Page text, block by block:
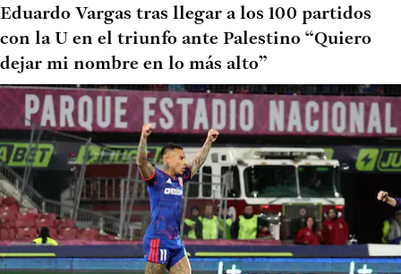
Eduardo Vargas tras llegar a los 100 partidos
con la U en el triunfo ante Palestino “Quiero
dejar mi nombre en lo más alto”